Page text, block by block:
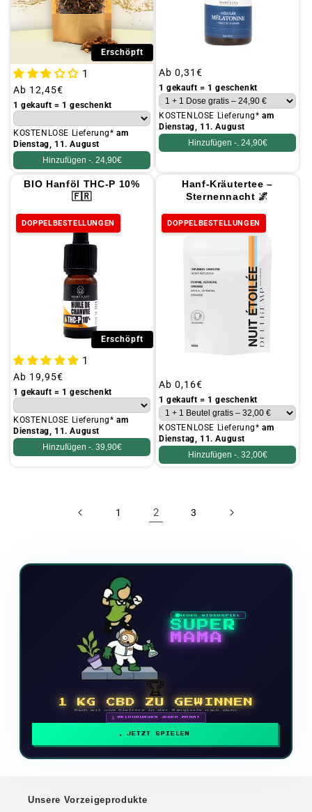
Erschöpft
1
Üblicher
Preis
Ab 12,45€
1 gekauft = 1 geschenkt
KOSTENLOSE Lieferung*am
Dienstag, 11. August
Hinzufügen -. 24,90€
Üblicher
Preis
Ab 0,31€
1 gekauft = 1 geschenkt
KOSTENLOSE Lieferung*am
Dienstag, 11. August
Hinzufügen -. 24,90€
BIO Hanföl THC-P 10%
🇫🇷
DOPPELBESTELLUNGEN
Erschöpft
1
Üblicher
Preis
Ab 19,95€
1 gekauft = 1 geschenkt
KOSTENLOSE Lieferung*am
Dienstag, 11. August
Hinzufügen -. 39,90€
Hanf-Kräutertee –
Sternennacht 🌌
DOPPELBESTELLUNGEN
Üblicher
Preis
Ab 0,16€
1 gekauft = 1 geschenkt
KOSTENLOSE Lieferung*am
Dienstag, 11. August
Hinzufügen -. 32,00€
1 2 3
NEUES VIDEOSPIEL
SUPER
MAMA
🏆
1 KG CBD ZU GEWINNEN
Mach mit und klettere in der Rangliste nach oben
🗓 BELOHNUNGEN JEDEN MONAT
JETZT SPIELEN
Unsere Vorzeigeprodukte